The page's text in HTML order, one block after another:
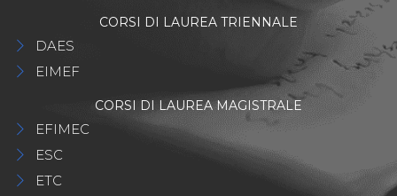
CORSI DI LAUREA TRIENNALE
DAES
EIMEF
CORSI DI LAUREA MAGISTRALE
EFIMEC
ESC
ETC